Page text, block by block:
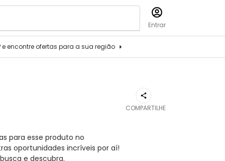
Entrar
e encontre ofertas para a sua região
COMPARTILHE
para esse produto no
oportunidades incríveis por aí!
e descubra.